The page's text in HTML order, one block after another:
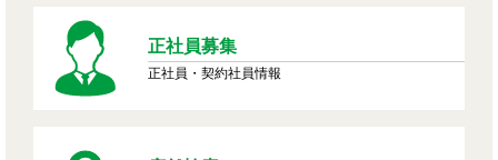
正社員募集
正社員・契約社員情報